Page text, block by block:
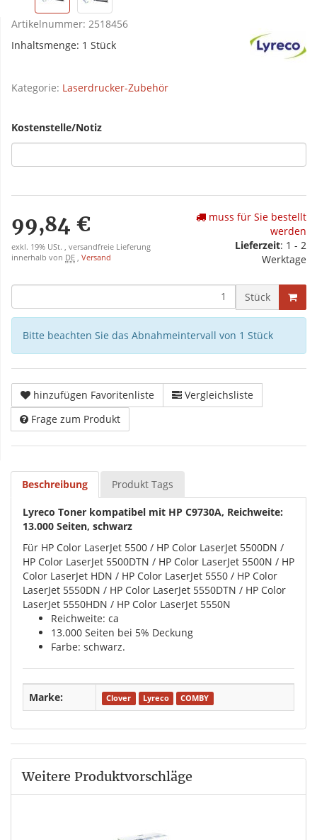
Artikelnummer: 2518456
Inhaltsmenge: 1 Stück
Kategorie: Laserdrucker-Zubehör
Kostenstelle/Notiz
99,84 €
exkl. 19% USt. , versandfreie Lieferung
innerhalb von DE , Versand
muss für Sie bestellt
werden
Lieferzeit: 1 - 2
Werktage
Stück
Bitte beachten Sie das Abnahmeintervall von 1 Stück
hinzufügen Favoritenliste
Vergleichsliste
Frage zum Produkt
Beschreibung Produkt Tags
Lyreco Toner kompatibel mit HP C9730A, Reichweite:
13.000 Seiten, schwarz
Für HP Color LaserJet 5500 / HP Color LaserJet 5500DN /
HP Color LaserJet 5500DTN / HP Color LaserJet 5500N / HP
Color LaserJet HDN / HP Color LaserJet 5550 / HP Color
LaserJet 5550DN / HP Color LaserJet 5550DTN / HP Color
LaserJet 5550HDN / HP Color LaserJet 5550N
Reichweite: ca
13.000 Seiten bei 5% Deckung
Farbe: schwarz.
Marke: Clover Lyreco COMBY
Weitere Produktvorschläge